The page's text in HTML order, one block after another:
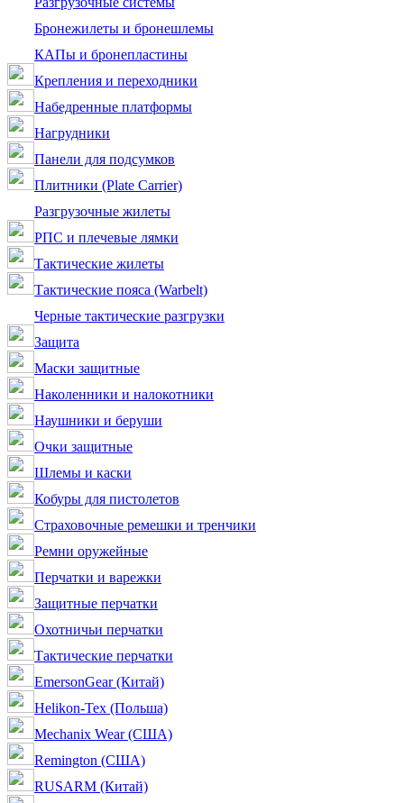
Бронежилеты и бронешлемы
КАПы и бронепластины
Крепления и переходники
Набедренные платформы
Нагрудники
Панели для подсумков
Плитники (Plate Carrier)
Разгрузочные жилеты
РПС и плечевые лямки
Тактические жилеты
Тактические пояса (Warbelt)
Черные тактические разгрузки
Защита
Маски защитные
Наколенники и налокотники
Наушники и беруши
Очки защитные
Шлемы и каски
Кобуры для пистолетов
Страховочные ремешки и тренчики
Ремни оружейные
Перчатки и варежки
Защитные перчатки
Охотничьи перчатки
Тактические перчатки
EmersonGear (Китай)
Helikon-Tex (Польша)
Mechanix Wear (США)
Remington (США)
RUSARM (Китай)